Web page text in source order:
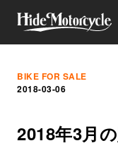
BIKE FOR SALE
2018-03-06
2018年3月の